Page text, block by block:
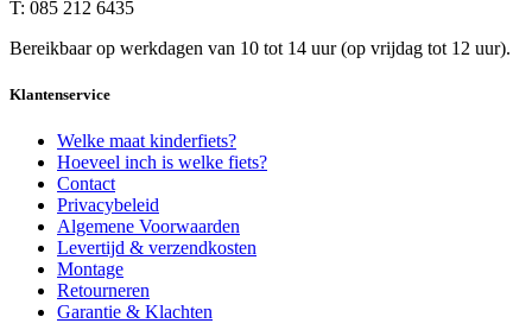
T: 085 212 6435
Bereikbaar op werkdagen van 10 tot 14 uur (op vrijdag tot 12 uur).
Klantenservice
Welke maat kinderfiets?
Hoeveel inch is welke fiets?
Contact
Privacybeleid
Algemene Voorwaarden
Levertijd & verzendkosten
Montage
Retourneren
Garantie & Klachten